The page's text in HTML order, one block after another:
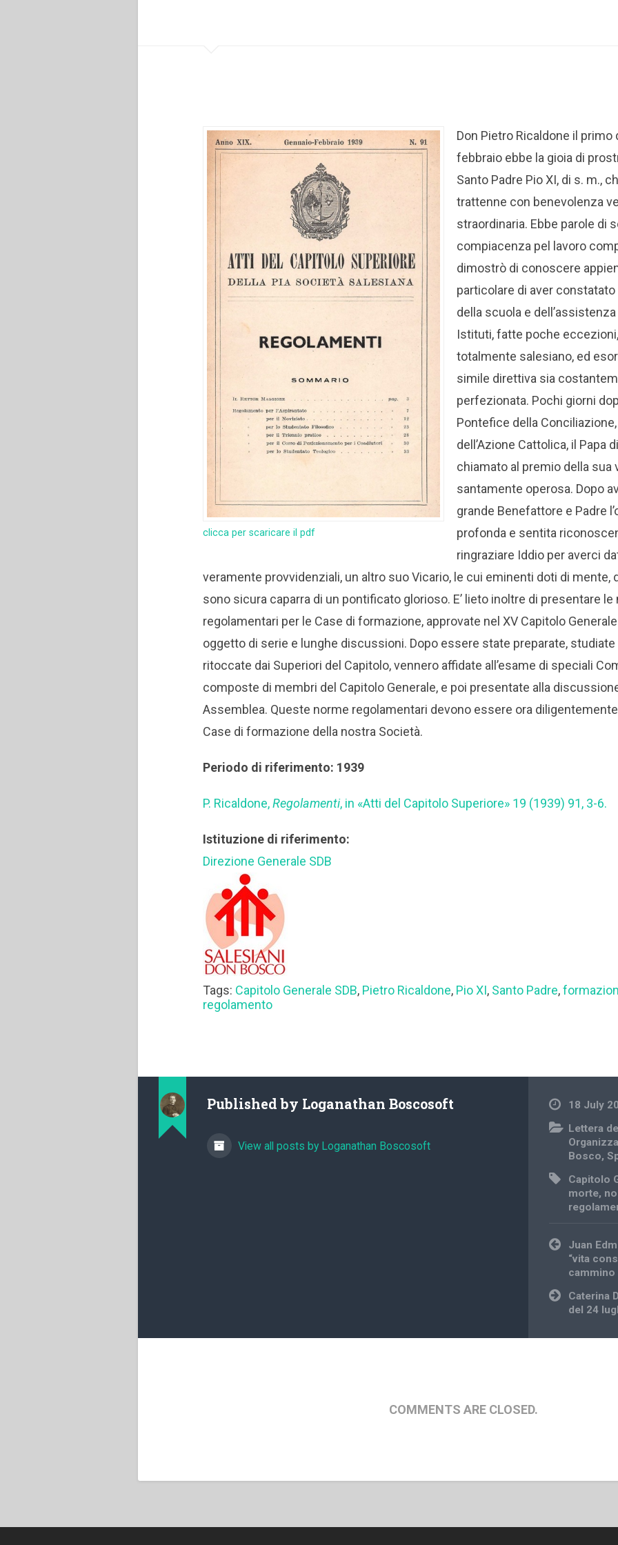
clicca per scaricare il pdf
Don Pietro Ricaldone il
febbraio ebbe la gioia di
Santo Padre Pio XI, di s. m.,
trattenne con benevolenza
straordinaria. Ebbe parole di
compiacenza pel lavoro
dimostrò di conoscere
particolare di aver constatato
della scuola e
Istituti, fatte poche
totalmente salesiano, ed
simile direttiva sia
perfezionata. Pochi giorni
Pontefice della
dell’Azione Cattolica, il Papa
chiamato al premio della sua
santamente operosa. Dopo
grande Benefattore e Padre
profonda e sentita
ringraziare Iddio per averci
veramente provvidenziali, un altro suo Vicario, le cui eminenti doti di mente,
sono sicura caparra di un pontificato glorioso. E’ lieto inoltre di presentare le
regolamentari per le Case di formazione, approvate nel XV Capitolo
oggetto di serie e lunghe discussioni. Dopo essere state preparate,
ritoccate dai Superiori del Capitolo, vennero affidate all’esame di speciali
composte di membri del Capitolo Generale, e poi presentate alla
Assemblea. Queste norme regolamentari devono essere ora
Case di formazione della nostra Società.
Periodo di riferimento: 1939
P. Ricaldone,Regolamenti, in «Atti del Capitolo Superiore» 19 (1939) 91, 3-6.
Istituzione di riferimento:
Direzione Generale SDB
Tags: Capitolo Generale SDB, Pietro Ricaldone, Pio XI, Santo Padre,
regolamento
Published by Loganathan Boscosoft
View all posts by Loganathan Boscosoft
18 July
Lettera
Bosco,
Capitolo
morte,
Post
navigation
Juan
“vita
Caterina
del 24
COMMENTS ARE CLOSED.